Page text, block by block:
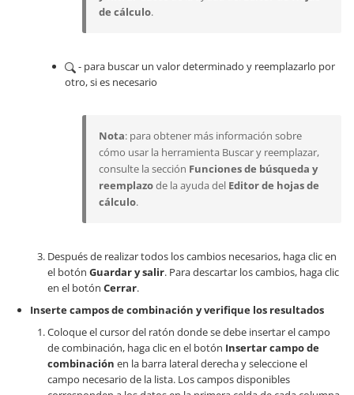
de cálculo.
- para buscar un valor determinado y reemplazarlo por
otro, si es necesario
Nota: para obtener más información sobre
cómo usar la herramienta Buscar y reemplazar,
consulte la sección Funciones de búsqueda y
reemplazode la ayuda del Editor de hojas de
cálculo.
Después de realizar todos los cambios necesarios, haga clic en
el botón Guardar y salir. Para descartar los cambios, haga clic
en el botón Cerrar.
Inserte campos de combinación y verifique los resultados
Coloque el cursor del ratón donde se debe insertar el campo
de combinación, haga clic en el botón Insertar campo de
combinación en la barra lateral derecha y seleccione el
campo necesario de la lista. Los campos disponibles